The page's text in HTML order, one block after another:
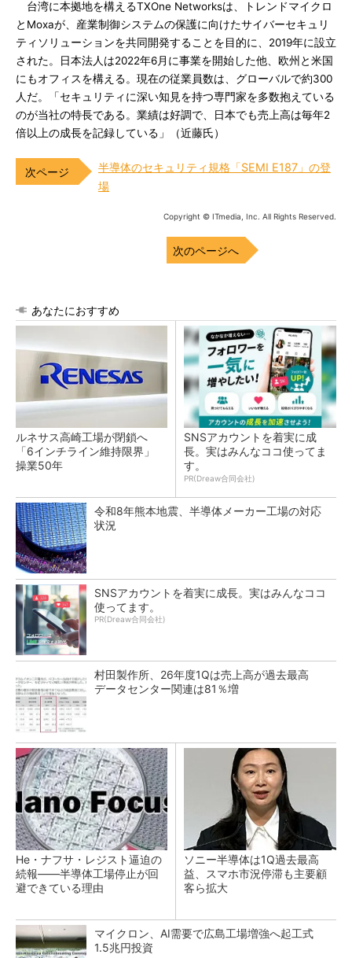
台湾に本拠地を構えるTXOne Networksは、トレンドマイクロ
とMoxaが、産業制御システムの保護に向けたサイバーセキュリ
ティソリューションを共同開発することを目的に、2019年に設立
された。日本法人は2022年6月に事業を開始した他、欧州と米国
にもオフィスを構える。現在の従業員数は、グローバルで約300
人だ。「セキュリティに深い知見を持つ専門家を多数抱えている
のが当社の特長である。業績は好調で、日本でも売上高は毎年2
倍以上の成長を記録している」（近藤氏）
半導体のセキュリティ規格「SEMI E187」の登
場
Copyright © ITmedia, Inc. All Rights Reserved.
次のページへ
あなたにおすすめ
ルネサス高崎工場が閉鎖へ
「6インチライン維持限界」
操業50年
SNSアカウントを着実に成
長。実はみんなココ使ってま
す。
PR(Dreaw合同会社)
令和8年熊本地震、半導体メーカー工場の対応
状況
SNSアカウントを着実に成長。実はみんなココ
使ってます。
PR(Dreaw合同会社)
村田製作所、26年度1Qは売上高が過去最高
データセンター関連は81％増
He・ナフサ・レジスト逼迫の
続報――半導体工場停止が回
避できている理由
ソニー半導体は1Q過去最高
益、スマホ市況停滞も主要顧
客ら拡大
マイクロン、AI需要で広島工場増強へ起工式
1.5兆円投資